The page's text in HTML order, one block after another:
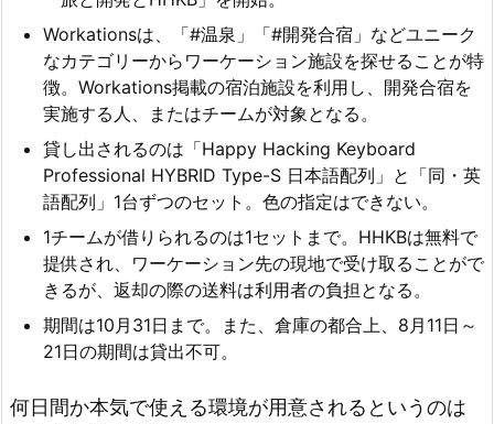
Workationsは、「#温泉」「#開発合宿」などユニーク
なカテゴリーからワーケーション施設を探せることが特
徴。Workations掲載の宿泊施設を利用し、開発合宿を
実施する人、またはチームが対象となる。
貸し出されるのは「Happy Hacking Keyboard
Professional HYBRID Type-S 日本語配列」と「同・英
語配列」1台ずつのセット。色の指定はできない。
1チームが借りられるのは1セットまで。HHKBは無料で
提供され、ワーケーション先の現地で受け取ることがで
きるが、返却の際の送料は利用者の負担となる。
期間は10月31日まで。また、倉庫の都合上、8月11日～
21日の期間は貸出不可。
何日間か本気で使える環境が用意されるというのは